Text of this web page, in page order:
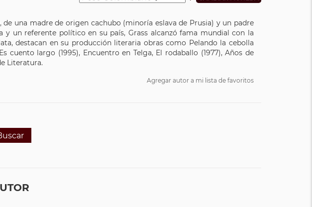
una madre de origen cachubo (minoría eslava de Prusia) y un padre
un referente político en su país, Grass alcanzó fama mundial con la
destacan en su producción literaria obras como Pelando la cebolla
largo (1995), Encuentro en Telga, El rodaballo (1977), Años de
Literatura.
Agregar autor a mi lista de favoritos